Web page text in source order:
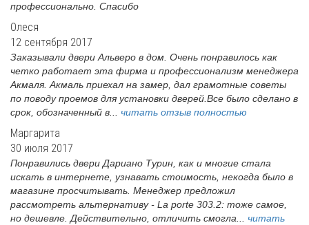
профессионально. Спасибо
Олеся
12 сентября 2017
Заказывали двери Альверо в дом. Очень понравилось как
четко работает эта фирма и профессионализм менеджера
Акмаля. Акмаль приехал на замер, дал грамотные советы
по поводу проемов для установки дверей.Все было сделано в
срок, обозначенный в... читать отзыв полностью
Маргарита
30 июля 2017
Понравились двери Дариано Турин, как и многие стала
искать в интернете, узнавать стоимость, некогда было в
магазине просчитывать. Менеджер предложил
рассмотреть альтернативу - La porte 303.2: тоже самое,
но дешевле. Действительно, отличить смогла... читать